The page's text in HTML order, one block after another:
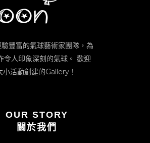
豐富的氣球藝術家團隊，為
令人印象深刻的氣球。 歡迎
活動創建的Gallery！
OUR STORY
關於我們